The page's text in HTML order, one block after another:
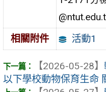
相關附件
活動1
【2026-05-28】
以下學校動物保育生命